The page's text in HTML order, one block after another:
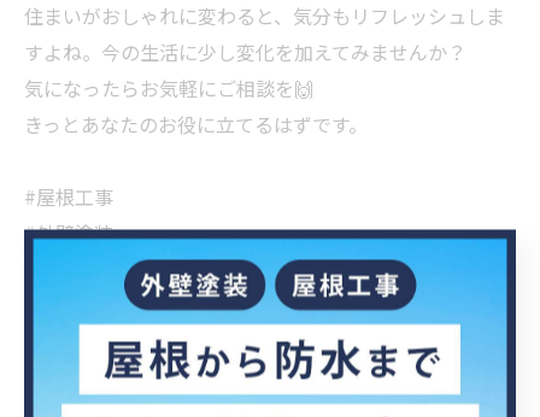
住まいがおしゃれに変わると、気分もリフレッシュしま
すよね。今の生活に少し変化を加えてみませんか？
気になったらお気軽にご相談を🙌
きっとあなたのお役に立てるはずです。
#屋根工事
#外壁塗装
#安心サポート